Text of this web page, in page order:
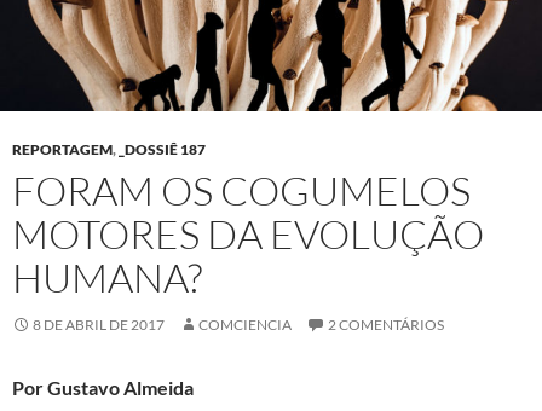
REPORTAGEM, _DOSSIÊ 187
FORAM OS COGUMELOS
MOTORES DA EVOLUÇÃO
HUMANA?
8 DE ABRIL DE 2017 COMCIENCIA 2 COMENTÁRIOS
Por Gustavo Almeida